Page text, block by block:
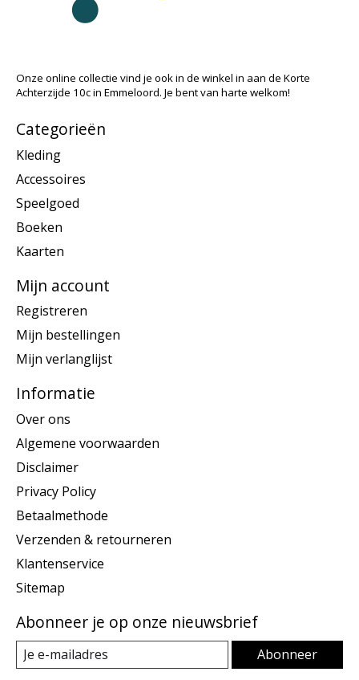
Onze online collectie vind je ook in de winkel in aan de Korte
Achterzijde 10c in Emmeloord. Je bent van harte welkom!
Categorieën
Kleding
Accessoires
Speelgoed
Boeken
Kaarten
Mijn account
Registreren
Mijn bestellingen
Mijn verlanglijst
Informatie
Over ons
Algemene voorwaarden
Disclaimer
Privacy Policy
Betaalmethode
Verzenden & retourneren
Klantenservice
Sitemap
Abonneer je op onze nieuwsbrief
Abonneer